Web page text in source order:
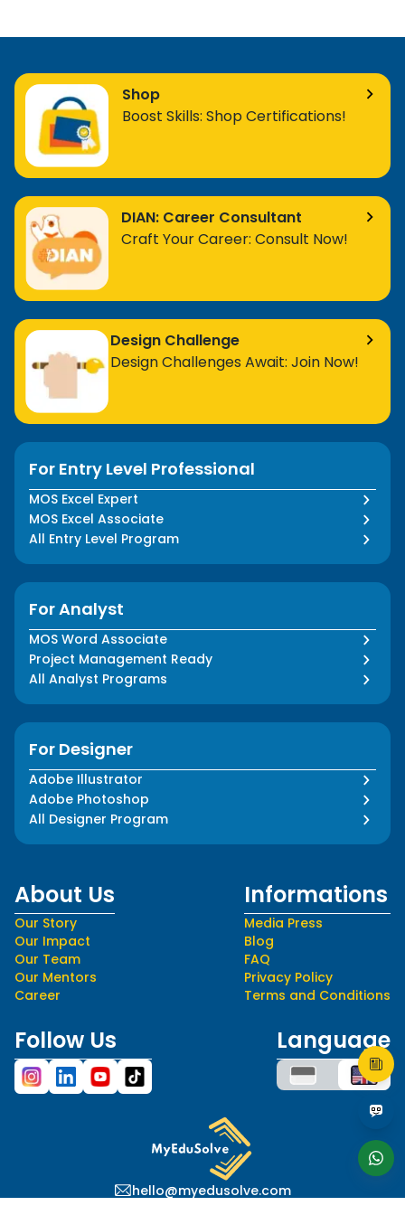
Shop
Boost Skills: Shop Certifications!
DIAN: Career Consultant
Craft Your Career: Consult Now!
Design Challenge
Design Challenges Await: Join Now!
For Entry Level Professional
MOS Excel Expert
MOS Excel Associate
All Entry Level Program
For Analyst
MOS Word Associate
Project Management Ready
All Analyst Programs
For Designer
Adobe Illustrator
Adobe Photoshop
All Designer Program
hello@myedusolve.com
About Us
Our Story
Our Impact
Our Team
Our Mentors
Career
Informations
Media Press
Blog
FAQ
Privacy Policy
Terms and Conditions
Follow Us Language